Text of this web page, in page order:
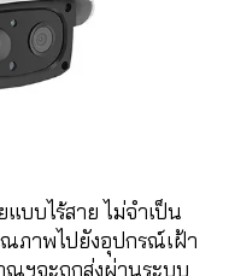
บบไร้สาย ไม่จำเป็น
ณภาพไปยังอุปกรณ์เฝ้า
ฯจะถูกส่งผ่านระบบ